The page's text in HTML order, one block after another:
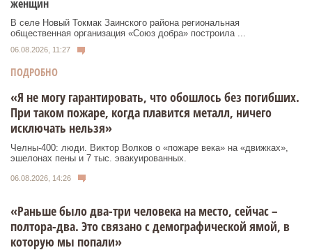
женщин
В селе Новый Токмак Заинского района региональная
общественная организация «Союз добра» построила ...
06.08.2026, 11:27
ПОДРОБНО
«Я не могу гарантировать, что обошлось без погибших.
При таком пожаре, когда плавится металл, ничего
исключать нельзя»
Челны-400: люди. Виктор Волков о «пожаре века» на «движках»,
эшелонах пены и 7 тыс. эвакуированных.
06.08.2026, 14:26
«Раньше было два-три человека на место, сейчас –
полтора-два. Это связано с демографической ямой, в
которую мы попали»